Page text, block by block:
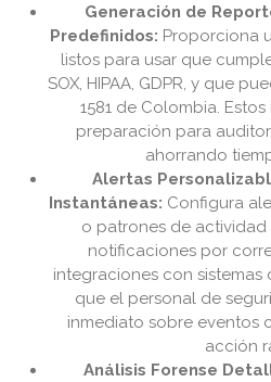
Generación de
Predefinidos: Proporciona
listos para usar que
SOX, HIPAA, GDPR, y que
1581 de Colombia.
preparación para
ahorrando
Alertas
Instantáneas: Configura
o patrones de
notificaciones por
integraciones con sistemas
que el personal de
inmediato sobre eventos
acción
Análisis Forense